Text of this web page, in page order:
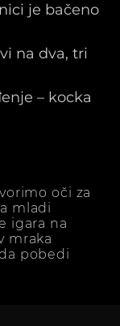
je bačeno
na dva, tri
– kocka
oči za
mladi
igara na
mraka
pobedi